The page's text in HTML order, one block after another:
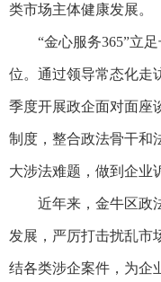
类市场主体健康发展。
“金心服务365”立足
位。通过领导常态化走
季度开展政企面对面座
制度，整合政法骨干和
大涉法难题，做到企业
近年来，金牛区政法
发展，严厉打击扰乱市
结各类涉企案件，为企